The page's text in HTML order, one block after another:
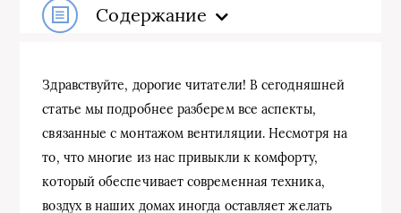
Содержание
Здравствуйте, дорогие читатели! В сегодняшней
статье мы подробнее разберем все аспекты,
связанные с монтажом вентиляции. Несмотря на
то, что многие из нас привыкли к комфорту,
который обеспечивает современная техника,
воздух в наших домах иногда оставляет желать